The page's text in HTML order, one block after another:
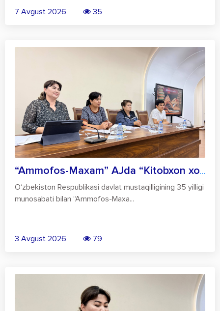
7 Avgust 2026 35
“Ammofos-Maxam” AJda “Kitobxon xodim” ta...
O‘zbekiston Respublikasi davlat mustaqilligining 35 yilligi
munosabati bilan “Ammofos-Maxa...
3 Avgust 2026 79